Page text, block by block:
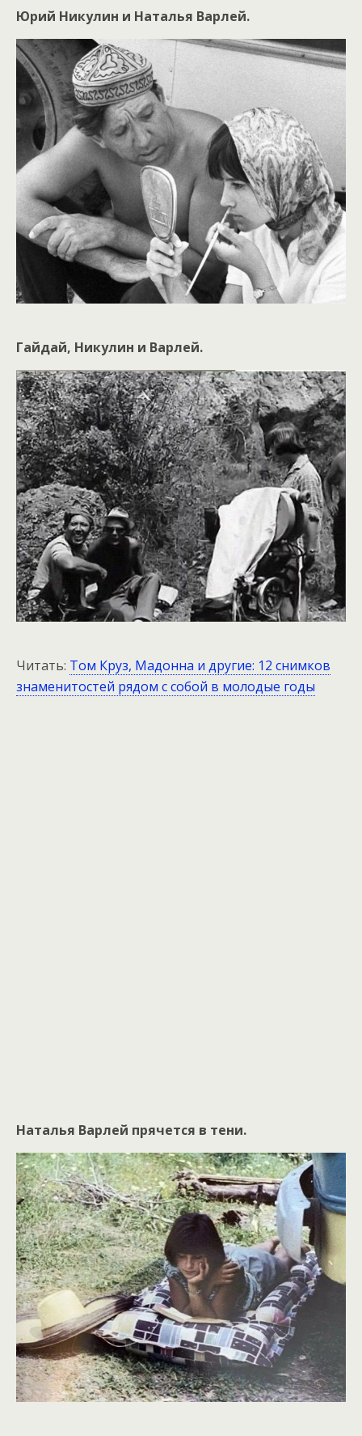
Юрий Никулин и Наталья Варлей.
Гайдай, Никулин и Варлей.
Читать: Том Круз, Мадонна и другие: 12 снимков
знаменитостей рядом с собой в молодые годы
Наталья Варлей прячется в тени.